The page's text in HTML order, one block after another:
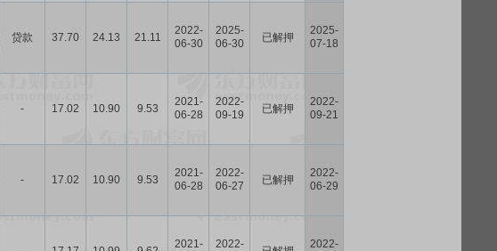
贷款 37.70 24.13 21.11
2022-
06-30
2025-
06-30
已解押
2025-
07-18
- 17.02 10.90 9.53
2021-
06-28
2022-
09-19
已解押
2022-
09-21
- 17.02 10.90 9.53
2021-
06-28
2022-
06-27
已解押
2022-
06-29
2021-
2022-
2022-